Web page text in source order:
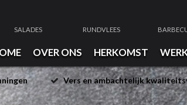
SALADES RUNDVLEES
OVER ONS HERKOMST
Vers en ambachtelijk